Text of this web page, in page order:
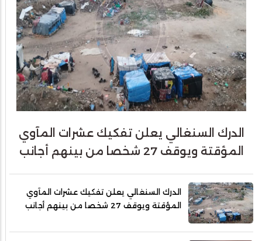
الدرك السنغالي يعلن تفكيك عشرات المآوي
المؤقتة ويوقف 27 شخصا من بينهم أجانب
الدرك السنغالي يعلن تفكيك عشرات المآوي
المؤقتة ويوقف 27 شخصا من بينهم أجانب